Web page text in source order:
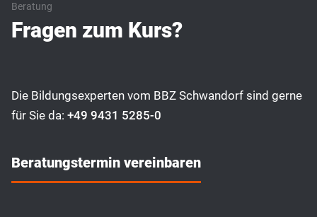
Beratung
Fragen zum Kurs?
Die Bildungsexperten vom BBZ Schwandorf sind gerne
für Sie da: +49 9431 5285-0
Beratungstermin vereinbaren